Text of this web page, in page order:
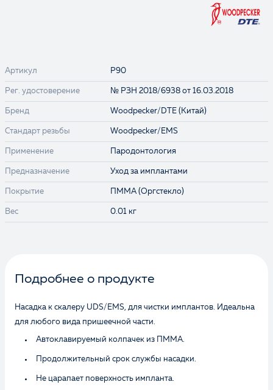
Артикул P90
Рег. удостоверение № РЗН 2018/6938 от 16.03.2018
Бренд Woodpecker/DTE (Китай)
Стандарт резьбы Woodpecker/EMS
Применение Пародонтология
Предназначение Уход за имплантами
Покрытие ПММА (Оргстекло)
Вес 0.01 кг
Подробнее о продукте
Насадка к скалеру UDS/EMS, для чистки имплантов. Идеальна
для любого вида пришеечной части.
Автоклавируемый колпачек из ПММА.
Продолжительный срок службы насадки.
Не царапает поверхность импланта.